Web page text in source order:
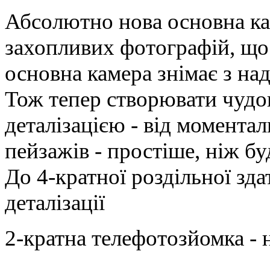
Абсолютно нова основна
захопливих фотографій,
основна камера знімає з
Тож тепер створювати
деталізацією - від
пейзажів - простіше, ніж
До 4-кратної роздільної
деталізації
2-кратна телефотозйомка -